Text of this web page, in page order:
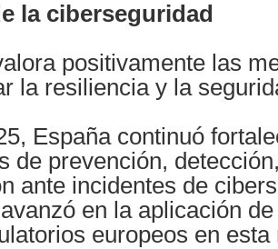
la ciberseguridad
positivamente las
la resiliencia y la
España continuó
de prevención,
ante incidentes de
en la aplicación
europeos en esta